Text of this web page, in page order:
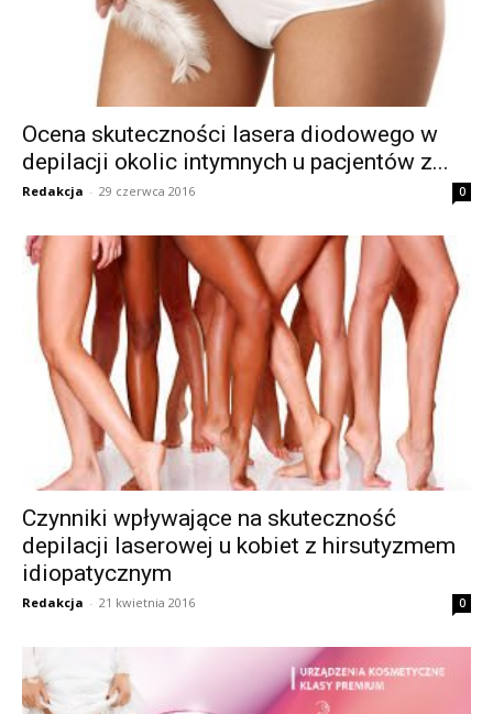
Ocena skuteczności lasera diodowego w
depilacji okolic intymnych u pacjentów z...
Redakcja - 29 czerwca 2016 0
Czynniki wpływające na skuteczność
depilacji laserowej u kobiet z hirsutyzmem
idiopatycznym
Redakcja - 21 kwietnia 2016 0